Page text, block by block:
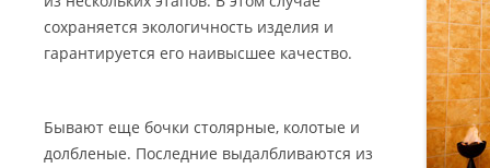
сохраняется экологичность изделия и
гарантируется его наивысшее качество.
Бывают еще бочки столярные, колотые и
долбленые. Последние выдалбливаются из